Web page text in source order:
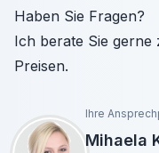
Haben Sie Fragen?
Ich berate Sie
Preisen.
Ihre
Mihaela